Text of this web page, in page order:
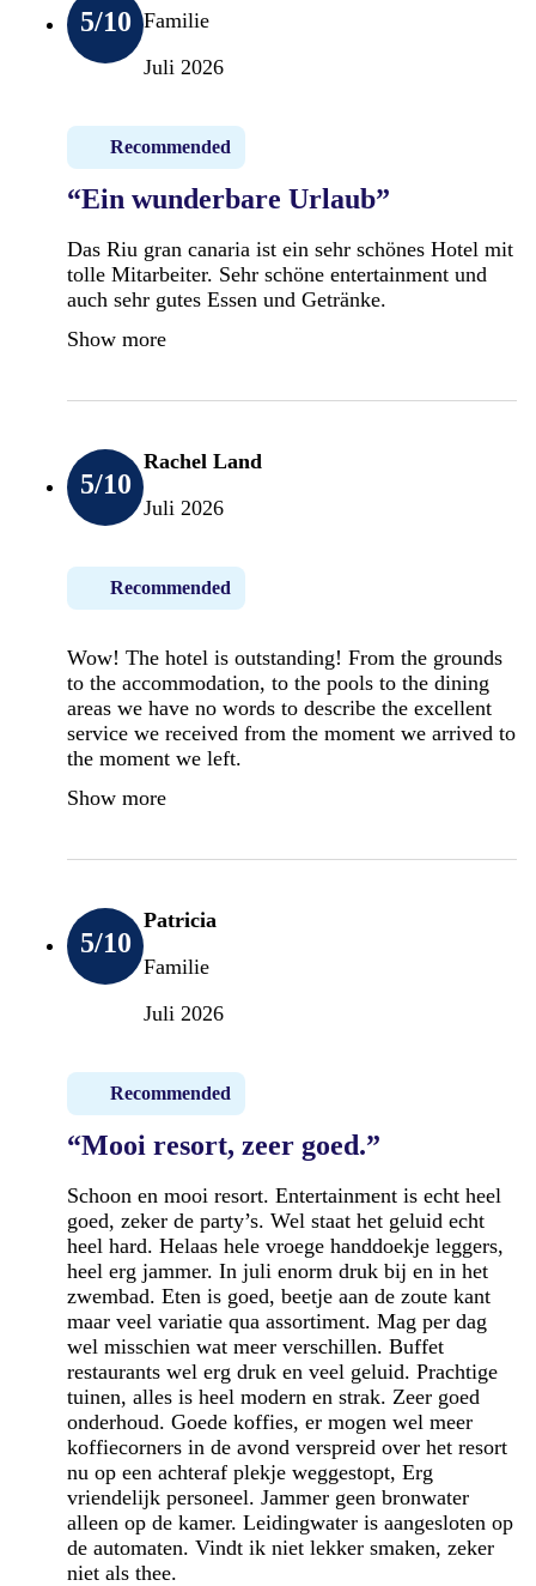
5/10 Familie
Juli 2026
Recommended
“Ein wunderbare Urlaub”
Das Riu gran canaria ist ein sehr schönes Hotel mit
tolle Mitarbeiter. Sehr schöne entertainment und
auch sehr gutes Essen und Getränke.
Show more
5/10
Rachel Land
Juli 2026
Recommended
Wow! The hotel is outstanding! From the grounds
to the accommodation, to the pools to the dining
areas we have no words to describe the excellent
service we received from the moment we arrived to
the moment we left.
Show more
5/10
Patricia
Familie
Juli 2026
Recommended
“Mooi resort, zeer goed.”
Schoon en mooi resort. Entertainment is echt heel
goed, zeker de party’s. Wel staat het geluid echt
heel hard. Helaas hele vroege handdoekje leggers,
heel erg jammer. In juli enorm druk bij en in het
zwembad. Eten is goed, beetje aan de zoute kant
maar veel variatie qua assortiment. Mag per dag
wel misschien wat meer verschillen. Buffet
restaurants wel erg druk en veel geluid. Prachtige
tuinen, alles is heel modern en strak. Zeer goed
onderhoud. Goede koffies, er mogen wel meer
koffiecorners in de avond verspreid over het resort
nu op een achteraf plekje weggestopt, Erg
vriendelijk personeel. Jammer geen bronwater
alleen op de kamer. Leidingwater is aangesloten op
de automaten. Vindt ik niet lekker smaken, zeker
niet als thee.